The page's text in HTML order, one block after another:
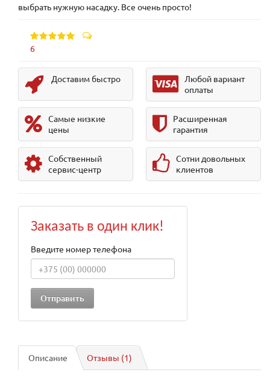
выбрать нужную насадку. Все очень просто!
6
Доставим быстро
Любой вариант
оплаты
Самые низкие
цены
Расширенная
гарантия
Собственный
сервис-центр
Сотни довольных
клиентов
Заказать в один клик!
Введите номер телефона
Описание Отзывы (1)